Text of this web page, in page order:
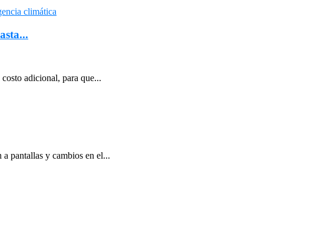
adicional, para que...
pantallas y cambios en el...